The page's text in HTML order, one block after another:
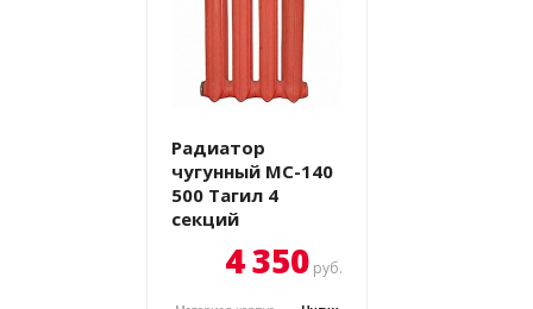
Радиатор
чугунный МС-140
500 Тагил 4
секций
4 350 руб.